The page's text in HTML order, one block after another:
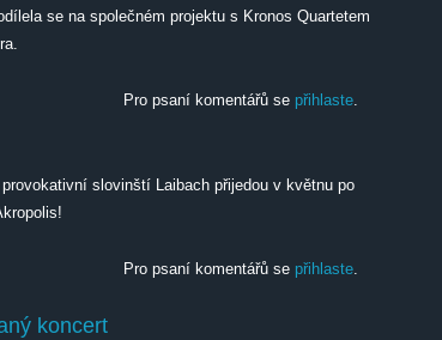
se na společném projektu s Kronos Quartetem
Pro psaní komentářů se přihlaste.
slovinští Laibach přijedou v květnu po
Pro psaní komentářů se přihlaste.
koncert